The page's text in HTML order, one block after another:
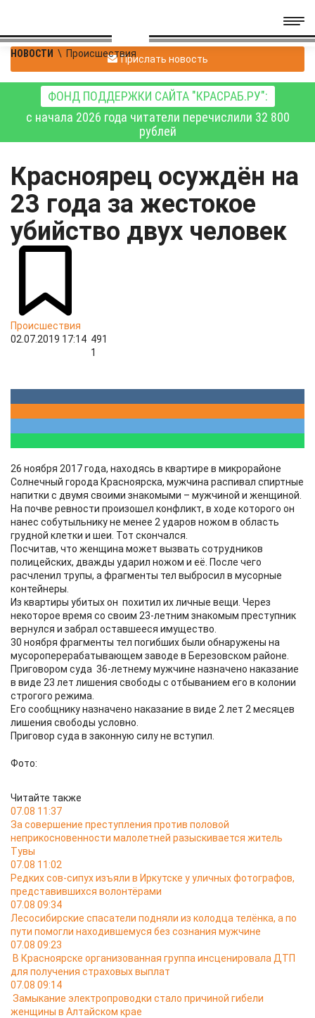
НОВОСТИ \ ПроисшествияПрислать новость
ФОНД ПОДДЕРЖКИ САЙТА "КРАСРАБ.РУ":
с начала 2026 года читатели перечислили 32 800
рублей
Красноярец осуждён на
23 года за жестокое
убийство двух человек
Происшествия
02.07.2019 17:14 491
1
26 ноября 2017 года, находясь в квартире в микрорайоне
Солнечный города Красноярска, мужчина распивал спиртные
напитки с двумя своими знакомыми – мужчиной и женщиной.
На почве ревности произошел конфликт, в ходе которого он
нанес собутыльнику не менее 2 ударов ножом в область
грудной клетки и шеи. Тот скончался.
Посчитав, что женщина может вызвать сотрудников
полицейских, дважды ударил ножом и её. После чего
расчленил трупы, а фрагменты тел выбросил в мусорные
контейнеры.
Из квартиры убитых он похитил их личные вещи. Через
некоторое время со своим 23-летним знакомым преступник
вернулся и забрал оставшееся имущество.
30 ноября фрагменты тел погибших были обнаружены на
мусороперерабатывающем заводе в Березовском районе.
Приговором суда 36-летнему мужчине назначено наказание
в виде 23 лет лишения свободы с отбыванием его в колонии
строгого режима.
Его сообщнику назначено наказание в виде 2 лет 2 месяцев
лишения свободы условно.
Приговор суда в законную силу не вступил.
Фото:
Читайте также
07.08 11:37
За совершение преступления против половой
неприкосновенности малолетней разыскивается житель
Тувы
07.08 11:02
Редких сов-сипух изъяли в Иркутске у уличных фотографов,
представившихся волонтёрами
07.08 09:34
Лесосибирские спасатели подняли из колодца телёнка, а по
пути помогли находившемуся без сознания мужчине
07.08 09:23
В Красноярске организованная группа инсценировала ДТП
для получения страховых выплат
07.08 09:14
Замыкание электропроводки стало причиной гибели
женщины в Алтайском крае